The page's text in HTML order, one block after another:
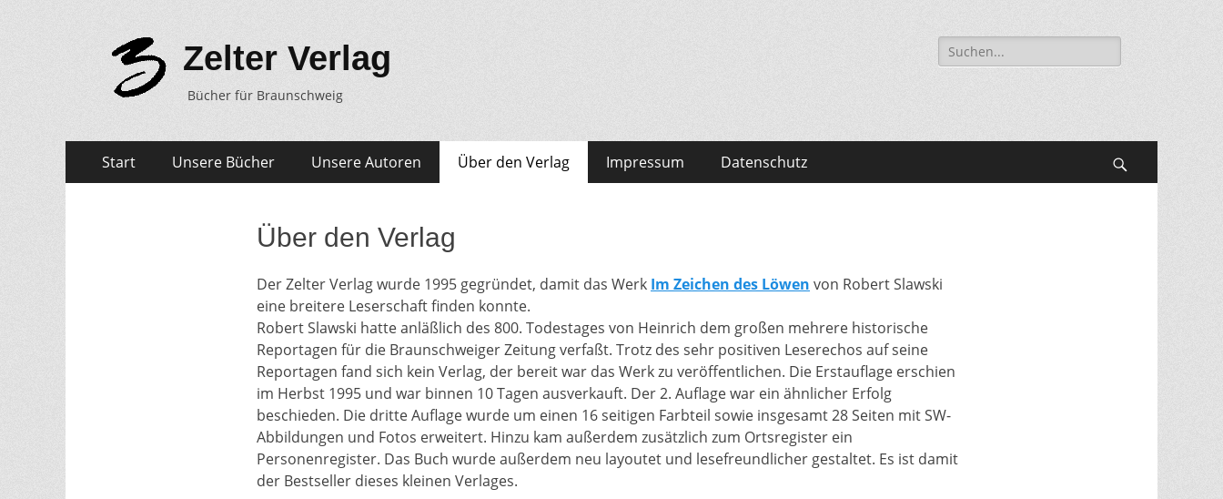
Zelter Verlag
Bücher für Braunschweig
Suche
nach:
Primäres
Menü
Inhalt
Start Unsere Bücher Unsere Autoren Über den Verlag Impressum Datenschutz
Über den Verlag
Der Zelter Verlag wurde 1995 gegründet, damit das Werk Im Zeichen des Löwen von Robert Slawski
eine breitere Leserschaft finden konnte.
Robert Slawski hatte anläßlich des 800. Todestages von Heinrich dem großen mehrere historische
Reportagen für die Braunschweiger Zeitung verfaßt. Trotz des sehr positiven Leserechos auf seine
Reportagen fand sich kein Verlag, der bereit war das Werk zu veröffentlichen. Die Erstauflage erschien
im Herbst 1995 und war binnen 10 Tagen ausverkauft. Der 2. Auflage war ein ähnlicher Erfolg
beschieden. Die dritte Auflage wurde um einen 16 seitigen Farbteil sowie insgesamt 28 Seiten mit SW-
Abbildungen und Fotos erweitert. Hinzu kam außerdem zusätzlich zum Ortsregister ein
Personenregister. Das Buch wurde außerdem neu layoutet und lesefreundlicher gestaltet. Es ist damit
der Bestseller dieses kleinen Verlages.